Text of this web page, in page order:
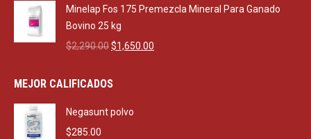
was:
$470.00.
is:
Minelap Fos 175 Premezcla Mineral Para Ganado
Bovino 25 kg
$2,290.00Original
was:
$1,650.00
MEJOR CALIFICADOS
Negasunt polvo
$285.00